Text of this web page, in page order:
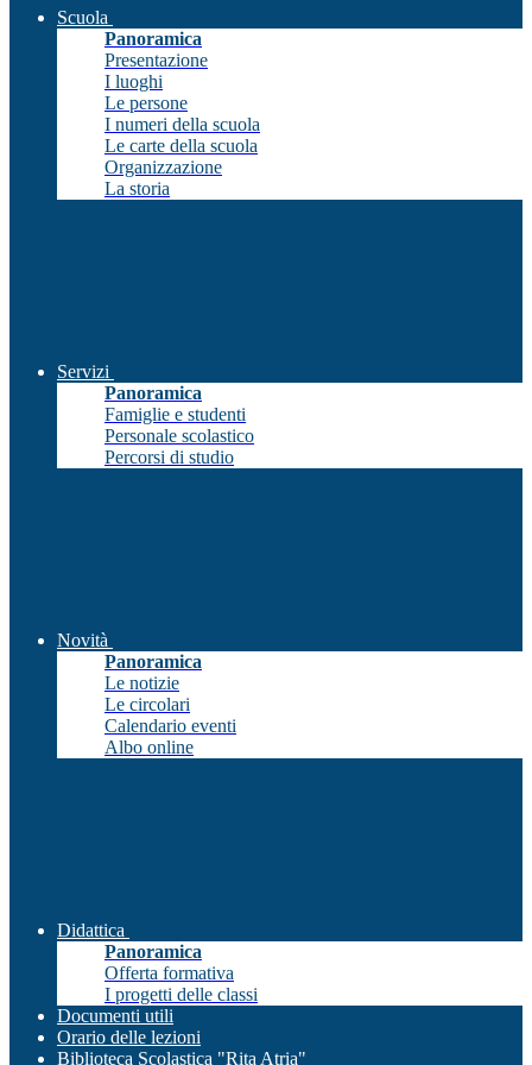
Scuola
Panoramica
Presentazione
I luoghi
Le persone
I numeri della scuola
Le carte della scuola
Organizzazione
La storia
Servizi
Panoramica
Famiglie e studenti
Personale scolastico
Percorsi di studio
Novità
Panoramica
Le notizie
Le circolari
Calendario eventi
Albo online
Didattica
Panoramica
Offerta formativa
I progetti delle classi
Documenti utili
Orario delle lezioni
Biblioteca Scolastica "Rita Atria"